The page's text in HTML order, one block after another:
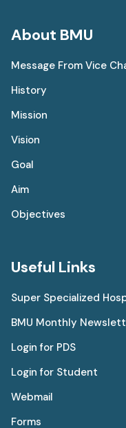
About BMU
Message From Vice
History
Mission
Vision
Goal
Aim
Objectives
Useful Links
Super Specialized
BMU Monthly
Login for PDS
Login for Student
Webmail
Forms